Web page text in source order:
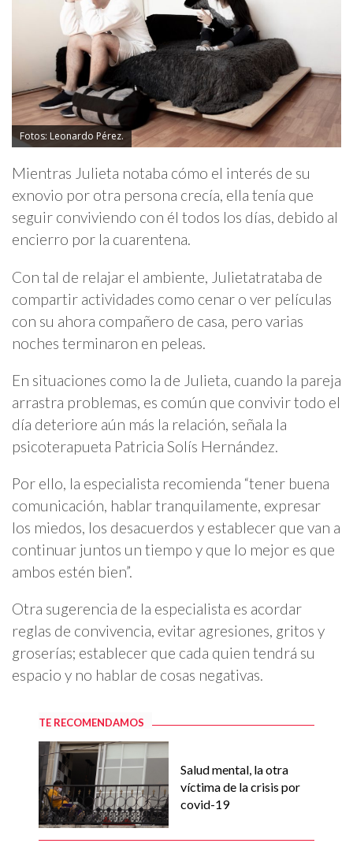
Fotos: Leonardo Pérez.
Mientras Julieta notaba cómo el interés de su
exnovio por otra persona crecía, ella tenía que
seguir conviviendo con él todos los días, debido al
encierro por la cuarentena.
Con tal de relajar el ambiente, Julietatrataba de
compartir actividades como cenar o ver películas
con su ahora compañero de casa, pero varias
noches terminaron en peleas.
En situaciones como la de Julieta, cuando la pareja
arrastra problemas, es común que convivir todo el
día deteriore aún más la relación, señala la
psicoterapueta Patricia Solís Hernández.
Por ello, la especialista recomienda “tener buena
comunicación, hablar tranquilamente, expresar
los miedos, los desacuerdos y establecer que van a
continuar juntos un tiempo y que lo mejor es que
ambos estén bien”.
Otra sugerencia de la especialista es acordar
reglas de convivencia, evitar agresiones, gritos y
groserías; establecer que cada quien tendrá su
espacio y no hablar de cosas negativas.
TE RECOMENDAMOS
Salud mental, la otra
víctima de la crisis por
covid-19